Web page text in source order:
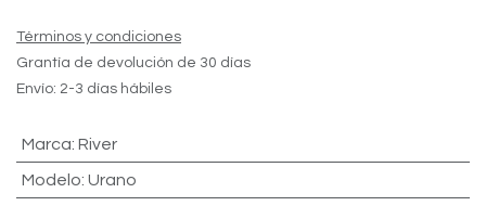
Términos y condiciones
Grantía de devolución de 30 días
Envío: 2-3 días hábiles
Marca: River
Modelo: Urano